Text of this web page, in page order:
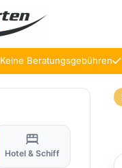
Keine Beratungsgebühren
Hotel & Schiff